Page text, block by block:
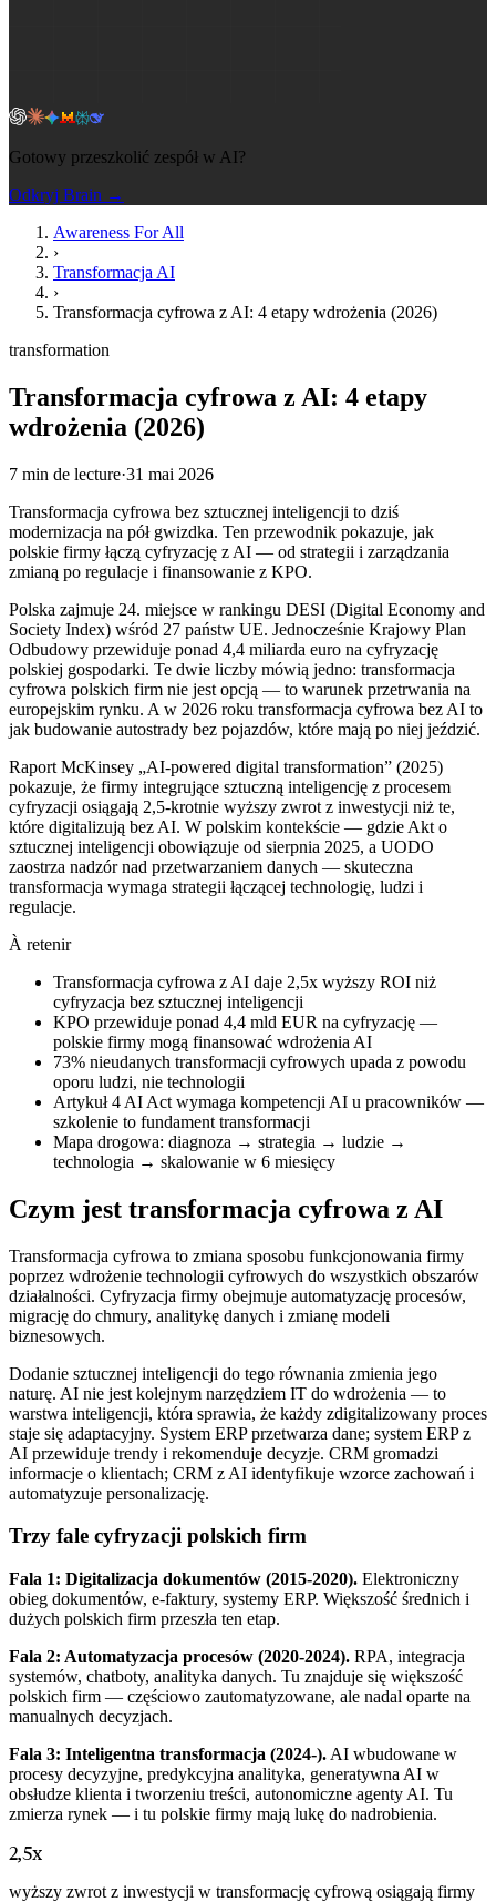
Gotowy przeszkolić zespół w AI?
Odkryj Brain →
Awareness For All
›
Transformacja AI
›
Transformacja cyfrowa z AI: 4 etapy wdrożenia (2026)
transformation
Transformacja cyfrowa z AI: 4 etapy
wdrożenia (2026)
7 min de lecture·31 mai 2026
Transformacja cyfrowa bez sztucznej inteligencji to dziś
modernizacja na pół gwizdka. Ten przewodnik pokazuje, jak
polskie firmy łączą cyfryzację z AI — od strategii i zarządzania
zmianą po regulacje i finansowanie z KPO.
Polska zajmuje 24. miejsce w rankingu DESI (Digital Economy and
Society Index) wśród 27 państw UE. Jednocześnie Krajowy Plan
Odbudowy przewiduje ponad 4,4 miliarda euro na cyfryzację
polskiej gospodarki. Te dwie liczby mówią jedno: transformacja
cyfrowa polskich firm nie jest opcją — to warunek przetrwania na
europejskim rynku. A w 2026 roku transformacja cyfrowa bez AI to
jak budowanie autostrady bez pojazdów, które mają po niej jeździć.
Raport McKinsey „AI-powered digital transformation” (2025)
pokazuje, że firmy integrujące sztuczną inteligencję z procesem
cyfryzacji osiągają 2,5-krotnie wyższy zwrot z inwestycji niż te,
które digitalizują bez AI. W polskim kontekście — gdzie Akt o
sztucznej inteligencji obowiązuje od sierpnia 2025, a UODO
zaostrza nadzór nad przetwarzaniem danych — skuteczna
transformacja wymaga strategii łączącej technologię, ludzi i
regulacje.
À retenir
Transformacja cyfrowa z AI daje 2,5x wyższy ROI niż
cyfryzacja bez sztucznej inteligencji
KPO przewiduje ponad 4,4 mld EUR na cyfryzację —
polskie firmy mogą finansować wdrożenia AI
73% nieudanych transformacji cyfrowych upada z powodu
oporu ludzi, nie technologii
Artykuł 4 AI Act wymaga kompetencji AI u pracowników —
szkolenie to fundament transformacji
Mapa drogowa: diagnoza → strategia → ludzie →
technologia → skalowanie w 6 miesięcy
Czym jest transformacja cyfrowa z AI
Transformacja cyfrowa to zmiana sposobu funkcjonowania firmy
poprzez wdrożenie technologii cyfrowych do wszystkich obszarów
działalności. Cyfryzacja firmy obejmuje automatyzację procesów,
migrację do chmury, analitykę danych i zmianę modeli
biznesowych.
Dodanie sztucznej inteligencji do tego równania zmienia jego
naturę. AI nie jest kolejnym narzędziem IT do wdrożenia — to
warstwa inteligencji, która sprawia, że każdy zdigitalizowany proces
staje się adaptacyjny. System ERP przetwarza dane; system ERP z
AI przewiduje trendy i rekomenduje decyzje. CRM gromadzi
informacje o klientach; CRM z AI identyfikuje wzorce zachowań i
automatyzuje personalizację.
Trzy fale cyfryzacji polskich firm
Fala 1: Digitalizacja dokumentów (2015-2020). Elektroniczny
obieg dokumentów, e-faktury, systemy ERP. Większość średnich i
dużych polskich firm przeszła ten etap.
Fala 2: Automatyzacja procesów (2020-2024). RPA, integracja
systemów, chatboty, analityka danych. Tu znajduje się większość
polskich firm — częściowo zautomatyzowane, ale nadal oparte na
manualnych decyzjach.
Fala 3: Inteligentna transformacja (2024-). AI wbudowane w
procesy decyzyjne, predykcyjna analityka, generatywna AI w
obsłudze klienta i tworzeniu treści, autonomiczne agenty AI. Tu
zmierza rynek — i tu polskie firmy mają lukę do nadrobienia.
2,5x
wyższy zwrot z inwestycji w transformację cyfrową osiągają firmy